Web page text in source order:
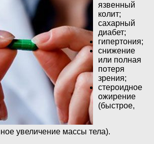
язвенный
колит;
сахарный
диабет;
гипертония;
снижение
или полная
потеря
зрения;
стероидное
ожирение
(быстрое,
увеличение массы тела).